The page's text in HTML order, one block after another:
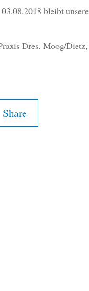
bleibt
Dres. Moog/
Share